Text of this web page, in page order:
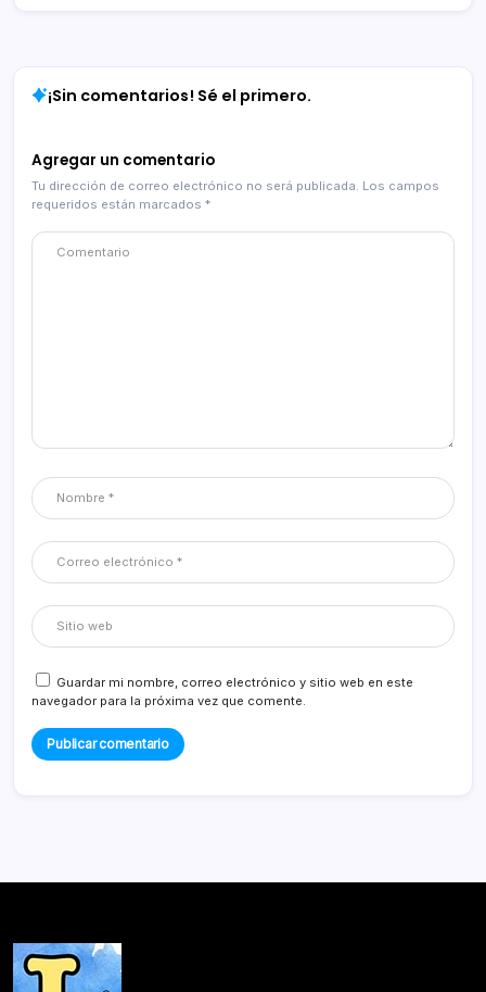
¡Sin comentarios! Sé el primero.
Agregar un comentario
Tu dirección de correo electrónico no será publicada. Los campos
requeridos están marcados *
Guardar mi nombre, correo electrónico y sitio web en este
navegador para la próxima vez que comente.